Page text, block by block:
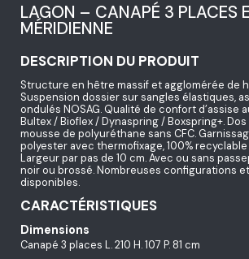
LAGON – CANAPÉ 3 PLACES
MÉRIDIENNE
DESCRIPTION DU PRODUIT
Structure en hêtre massif et agglomérée de
Suspension dossier sur sangles élastiques,
ondulés NOSAG. Qualité de confort d’assise
Bultex / Bioflex / Dynaspring / Boxspring+.
mousse de polyuréthane sans CFC.
polyester avec thermofixage, 100%
Largeur par pas de 10 cm. Avec ou sans
noir ou brossé. Nombreuses configurations
disponibles.
CARACTÉRISTIQUES
Dimensions
Canapé 3 places L. 210 H. 107 P. 81 cm